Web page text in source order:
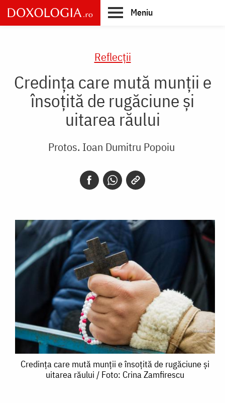
Skip
to
main
Meniu
Reflecții
Credința care mută munții e
însoțită de rugăciune și
uitarea răului
Protos. Ioan Dumitru Popoiu
Credința
Credința care mută munții e însoțită de rugăciune și
uitarea răului / Foto: Crina Zamfirescu